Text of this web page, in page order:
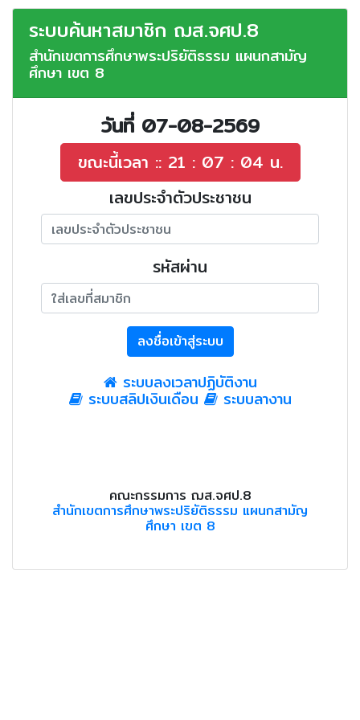
ระบบค้นหาสมาชิก ฌส.จศป.8
สำนักเขตการศึกษาพระปริยัติธรรม แผนกสามัญ
ศึกษา เขต 8
วันที่ 07-08-2569
เลขประจำตัวประชาชน
รหัสผ่าน
ลงชื่อเข้าสู่ระบบ
ระบบลงเวลาปฏิบัติงาน
ระบบสลิปเงินเดือน ระบบลางาน
คณะกรรมการ ฌส.จศป.8
สำนักเขตการศึกษาพระปริยัติธรรม แผนกสามัญ
ศึกษา เขต 8